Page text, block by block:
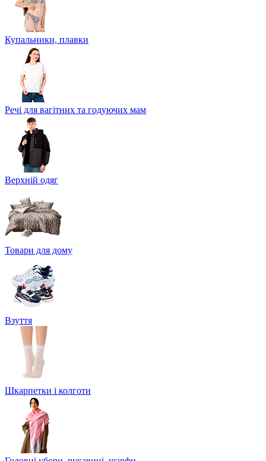
Купальники, плавки
Речі для вагітних та годуючих мам
Верхній одяг
Товари для дому
Взуття
Шкарпетки і колготи